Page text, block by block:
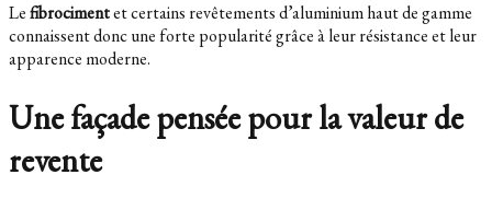
Lefibrocimentet certains revêtements d’aluminium haut de gamme
connaissent donc une forte popularité grâce à leur résistance et leur
apparence moderne.
Une façade pensée pour la valeur de
revente